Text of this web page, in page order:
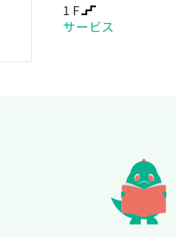
1F
サービス